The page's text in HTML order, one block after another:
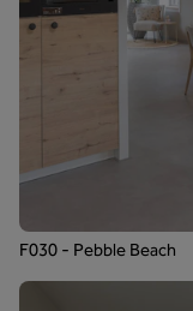
F030 - Pebble Beach